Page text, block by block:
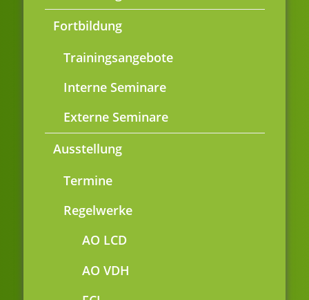
Fortbildung
Trainingsangebote
Interne Seminare
Externe Seminare
Ausstellung
Termine
Regelwerke
AO LCD
AO VDH